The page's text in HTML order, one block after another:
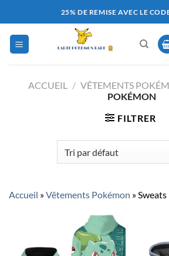
au
contenu
25% DE REMISE AVEC LE
ACCUEIL / VÊTEMENTS
POKÉMON
FILTRER
Accueil »Vêtements Pokémon »